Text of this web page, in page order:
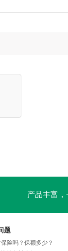
产品丰富
题
险吗？保额多少？